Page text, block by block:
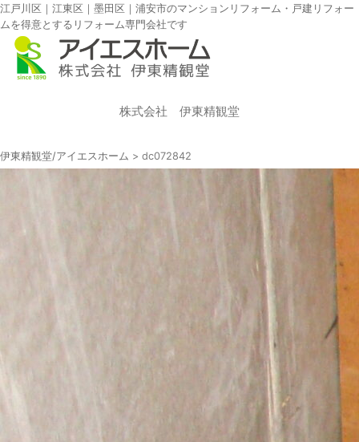
江戸川区｜江東区｜墨田区｜浦安市のマンションリフォーム・戸建リフォー
ムを得意とするリフォーム専門会社です
株式会社 伊東精観堂
伊東精観堂/アイエスホーム > dc072842